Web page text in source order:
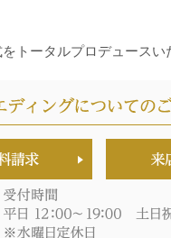
トータルプロデュースい